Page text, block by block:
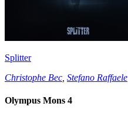
Splitter
Christophe Bec Stefano Raffaele
Olympus Mons 4